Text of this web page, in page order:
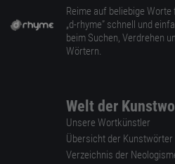
Reime auf beliebige Worte
„d-rhyme” schnell und
beim Suchen, Verdrehen
Wörtern.
Welt der
Unsere Wortkünstler
Übersicht der Kunstwörter
Verzeichnis der